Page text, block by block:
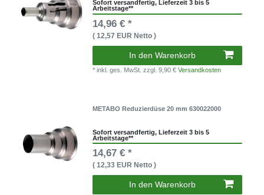
Sofort versandfertig, Lieferzeit 3 bis 5
Arbeitstage**
14,96 € *
( 12,57 EUR Netto )
In den Warenkorb
* inkl. ges. MwSt.zzgl. 9,90 €Versandkosten
METABO Reduzierdüse 20 mm 630022000
Sofort versandfertig, Lieferzeit 3 bis 5
Arbeitstage**
14,67 € *
( 12,33 EUR Netto )
In den Warenkorb